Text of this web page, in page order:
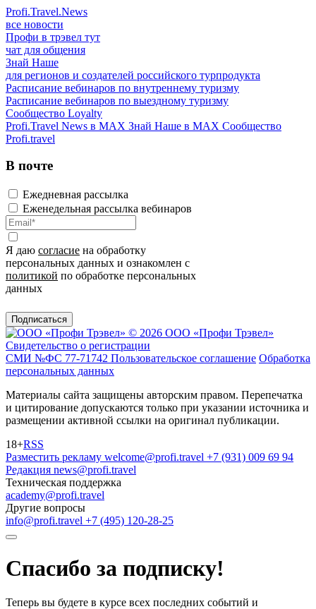
Profi.Travel.News
все новости
Профи в трэвел тут
чат для общения
Знай Наше
для регионов и создателей российского турпродукта
Расписание вебинаров по внутреннему туризму
Расписание вебинаров по выездному туризму
Сообщество Loyalty
Profi.Travel News в MAX Знай Наше в MAX Сообщество
Profi.travel
В почте
Ежедневная рассылка
Еженедельная рассылка вебинаров
Я даю согласие на обработку
персональных данных и ознакомлен с
политикой по обработке персональных
данных
Подписаться
© 2026 ООО «Профи Трэвeл»
Свидетельство о регистрации
СМИ №ФС 77-71742 Пользовательское соглашение Обработка
персональных данных
Материалы сайта защищены авторским правом. Перепечатка
и цитирование допускаются только при указании источника и
размещении активной ссылки на оригинал публикации.
18+RSS
Разместить рекламу welcome@profi.travel +7 (931) 009 69 94
Редакция news@profi.travel
Техническая поддержка
academy@profi.travel
Другие вопросы
info@profi.travel +7 (495) 120-28-25
Спасибо за подписку!
Теперь вы будете в курсе всех последних событий и